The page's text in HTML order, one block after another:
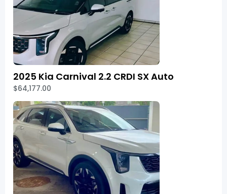
2025 Kia Carnival 2.2 CRDI SX Auto
$64,177.00